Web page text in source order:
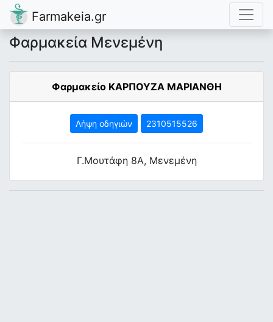
Farmakeia.gr
Φαρμακεία Μενεμένη
Φαρμακείο ΚΑΡΠΟΥΖΑ ΜΑΡΙΑΝΘΗ
Λήψη οδηγιών 2310515526
Γ.Μουτάφη 8Α, Μενεμένη